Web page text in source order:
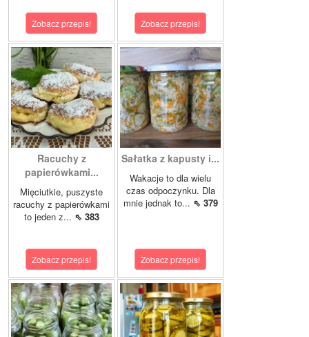
Zobacz przepis! Zobacz przepis!
Racuchy z
papierówkami...
Mięciutkie, puszyste
racuchy z papierówkami
to jeden z... ⇖ 383
Zobacz przepis!
Sałatka z kapusty i...
Wakacje to dla wielu
czas odpoczynku. Dla
mnie jednak to... ⇖ 379
Zobacz przepis!